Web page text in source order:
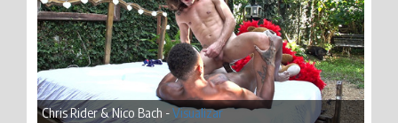
Chris Rider & Nico Bach -Visualizar